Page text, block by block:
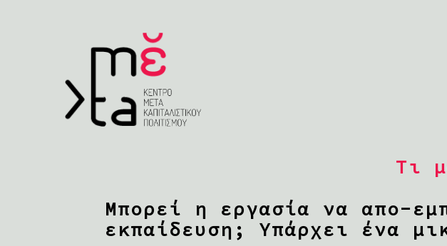
Τι
Μπορεί η εργασία να απο-
εκπαίδευση; Yπάρχει ένα